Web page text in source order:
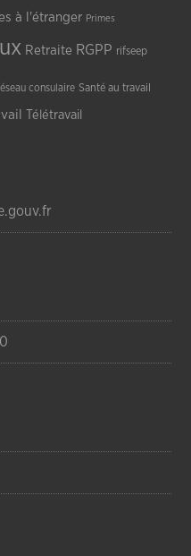
à l'étranger Primes
Retraite RGPP rifseep
consulaire Santé au travail
Télétravail